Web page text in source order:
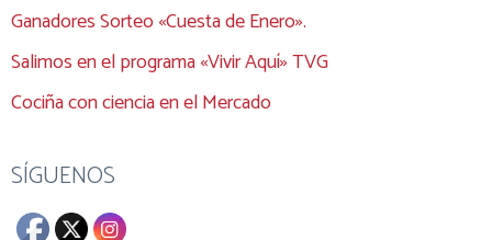
Ganadores Sorteo «Cuesta de Enero».
Salimos en el programa «Vivir Aquí» TVG
Cociña con ciencia en el Mercado
SÍGUENOS